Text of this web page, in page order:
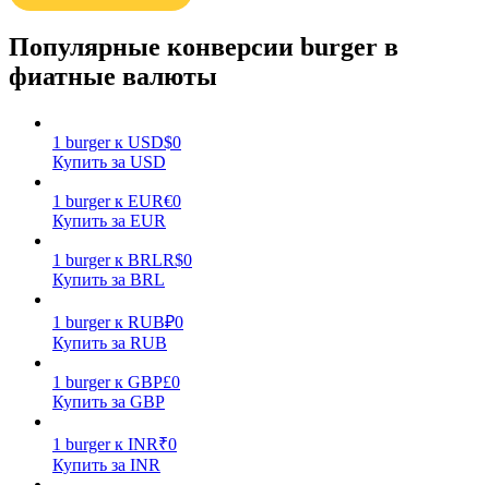
Заработок
Силовая свинья
Популярные конверсии burger в
фиатные валюты
1 burger к USD$0
Купить за USD
1 burger к EUR€0
Купить за EUR
1 burger к BRLR$0
Купить за BRL
1 burger к RUB₽0
Купить за RUB
1 burger к GBP£0
Купить за GBP
1 burger к INR₹0
Купить за INR